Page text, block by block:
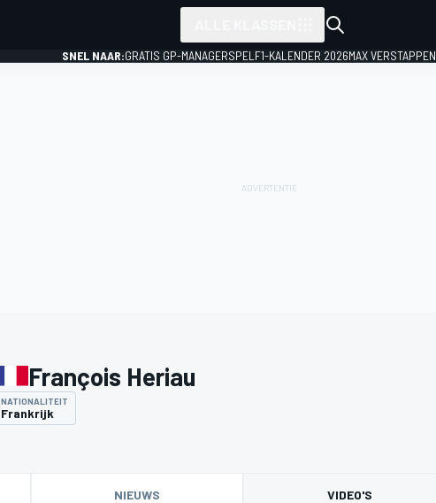
SNEL NAAR:GRATIS GP-MANAGERSPEL F1-KALENDER 2026MAX VERSTAPPEN
François Heriau
NATIONALITEIT
Frankrijk
NIEUWS VIDEO'S